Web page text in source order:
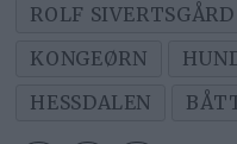
ROLF SIVERTSGÅRD
KONGEØRN
HESSDALEN